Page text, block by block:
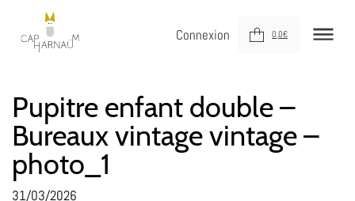
Connexion 0,0€
NOUVEAUTÉS
MEUBLER
DÉCORER
JOUER
Pupitre enfant double –
Bureaux vintage vintage –
photo_1
31/03/2026